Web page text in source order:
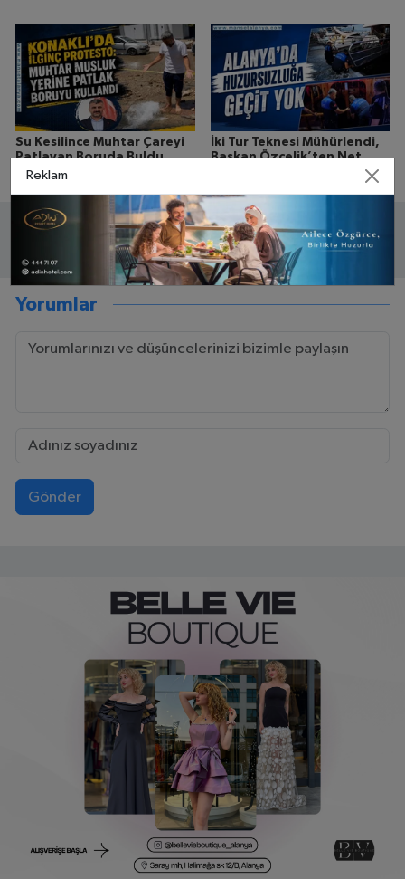
Su Kesilince Muhtar Çareyi
Patlayan Boruda Buldu
İki Tur Teknesi Mühürlendi,
Başkan Özçelik’ten Net
Yorumlar
Gönder
Reklam